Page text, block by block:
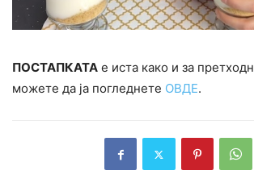
ПОСТАПКАТА е иста како и за
можете да ја погледнете ОВДЕ.